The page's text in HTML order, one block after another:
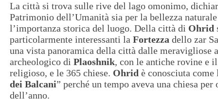
La città si trova sulle rive del lago omonimo,
Patrimonio dell’Umanità sia per la bellezza
l’importanza storica del luogo. Della città di Ohrid
particolarmente interessanti la Fortezza dello zar
una vista panoramica della città dalle meravigliose
archeologico di Plaoshnik, con le antiche rovine e
religioso, e le 365 chiese. Ohrid è conosciuta come
dei Balcani” perché un tempo aveva una chiesa
dell’anno.